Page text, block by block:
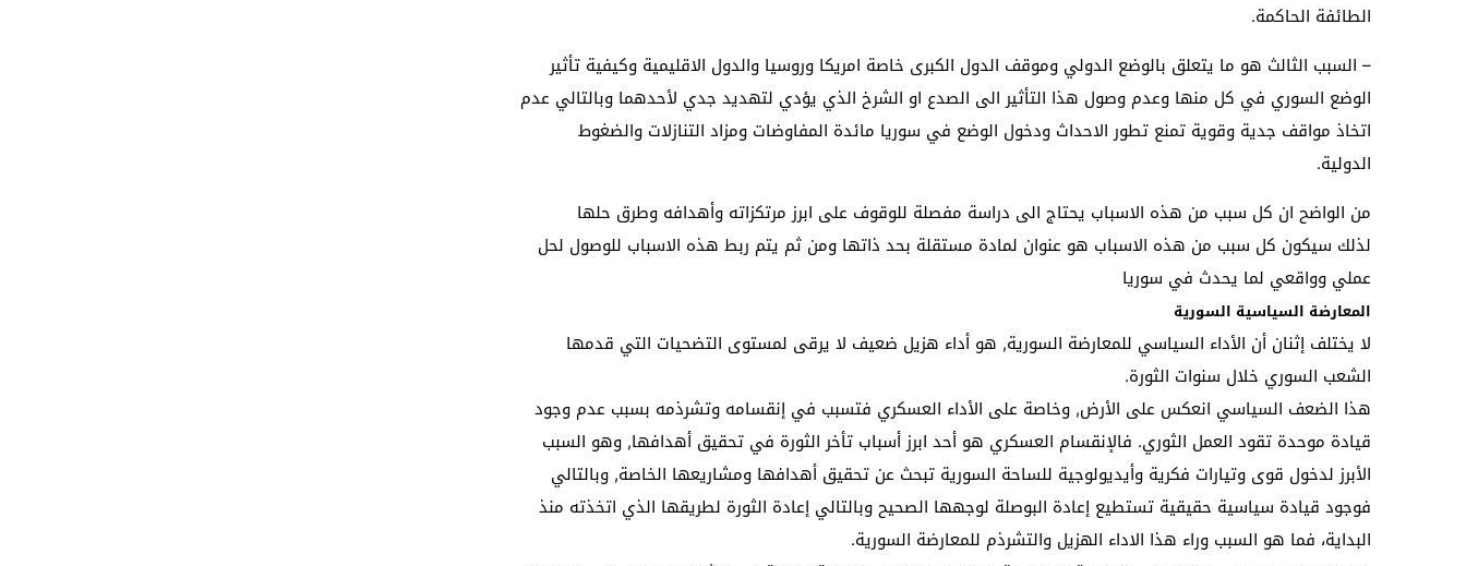
الطائفة الحاكمة.
– السبب الثالث هو ما يتعلق بالوضع الدولي وموقف الدول الكبرى خاصة امريكا وروسيا والدول الاقليمية وكيفية تأثير
الوضع السوري في كل منها وعدم وصول هذا التأثير الى الصدع او الشرخ الذي يؤدي لتهديد جدي لأحدهما وبالتالي عدم
اتخاذ مواقف جدية وقوية تمنع تطور الاحداث ودخول الوضع في سوريا مائدة المفاوضات ومزاد التنازلات والضغوط
الدولية.
من الواضح ان كل سبب من هذه الاسباب يحتاج الى دراسة مفصلة للوقوف على ابرز مرتكزاته وأهدافه وطرق حلها
لذلك سيكون كل سبب من هذه الاسباب هو عنوان لمادة مستقلة بحد ذاتها ومن ثم يتم ربط هذه الاسباب للوصول لحل
عملي وواقعي لما يحدث في سوريا
المعارضة السياسية السورية
لا يختلف إثنان أن الأداء السياسي للمعارضة السورية, هو أداء هزيل ضعيف لا يرقى لمستوى التضحيات التي قدمها
الشعب السوري خلال سنوات الثورة.
هذا الضعف السياسي انعكس على الأرض, وخاصة على الأداء العسكري فتسبب في إنقسامه وتشرذمه بسبب عدم وجود
قيادة موحدة تقود العمل الثوري. فالإنقسام العسكري هو أحد ابرز أسباب تأخر الثورة في تحقيق أهدافها, وهو السبب
الأبرز لدخول قوى وتيارات فكرية وأيديولوجية للساحة السورية تبحث عن تحقيق أهدافها ومشاريعها الخاصة, وبالتالي
فوجود قيادة سياسية حقيقية تستطيع إعادة البوصلة لوجهها الصحيح وبالتالي إعادة الثورة لطريقها الذي اتخذته منذ
البداية، فما هو السبب وراء هذا الاداء الهزيل والتشرذم للمعارضة السورية.